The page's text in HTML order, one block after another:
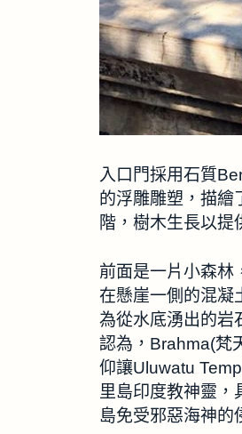
入口門採用石質
的浮雕雕塑，描繪
階，樹木生長以提
前面是一片小森林
在懸崖一側的混凝
為從水底湧出的岩
認為，Brahma(梵
仰讓Uluwatu
里島印度教神靈，
島免受邪惡海神的